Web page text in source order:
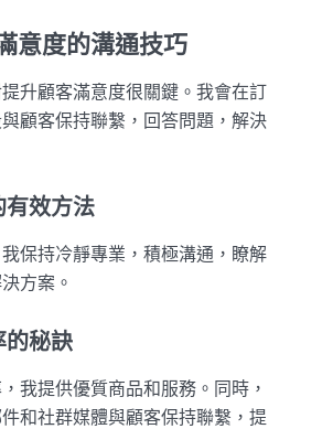
意度的溝通技巧
升顧客滿意度很關鍵。我會在訂
顧客保持聯繫，回答問題，解決
有效方法
保持冷靜專業，積極溝通，瞭解
方案。
的秘訣
我提供優質商品和服務。同時，
和社群媒體與顧客保持聯繫，提